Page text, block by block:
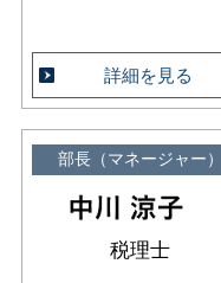
詳細を見る
部長（マネージャー）
税理士